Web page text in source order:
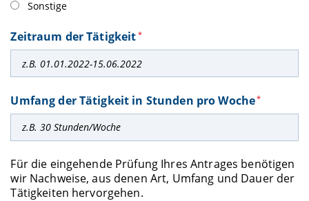
Sonstige
Zeitraum der Tätigkeit *
Umfang der Tätigkeit in Stunden pro Woche*
Für die eingehende Prüfung Ihres Antrages benötigen
wir Nachweise, aus denen Art, Umfang und Dauer der
Tätigkeiten hervorgehen.